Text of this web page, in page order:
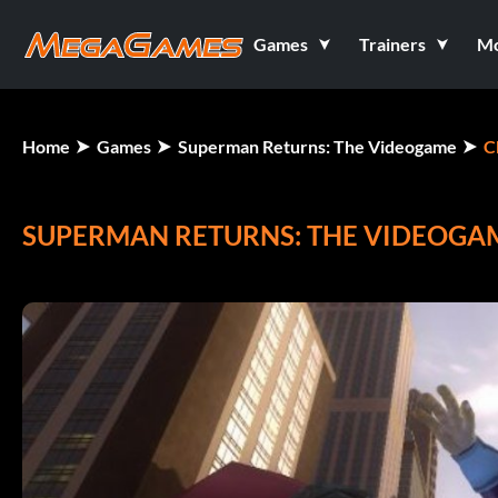
Games Trainers
Home Games Superman Returns: The Videogame
SUPERMAN RETURNS: THE